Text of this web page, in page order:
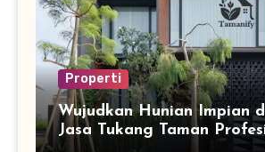
Properti
Wujudkan Hunian Impian
Jasa Tukang Taman